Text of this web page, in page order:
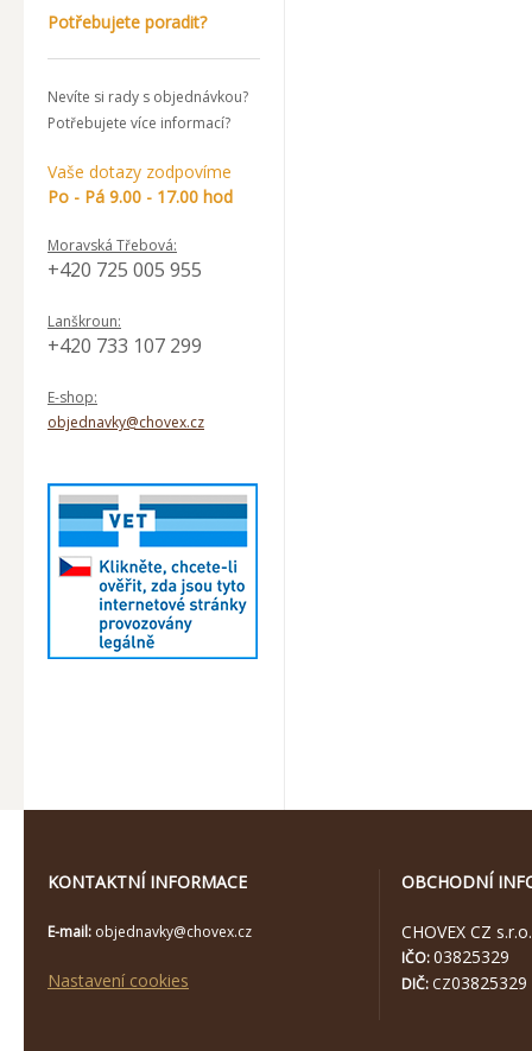
Potřebujete poradit?
Nevíte si rady s objednávkou?
Potřebujete více informací?
Vaše dotazy zodpovíme
Po - Pá 9.00 - 17.00 hod
Moravská Třebová:
+420 725 005 955
Lanškroun:
+420 733 107 299
E-shop:
objednavky@chovex.cz
KONTAKTNÍ INFORMACE
E-mail: objednavky@chovex.cz
Nastavení cookies
OBCHODNÍ
CHOVEX CZ s.r.o.
IČO:03825329
DIČ: CZ03825329